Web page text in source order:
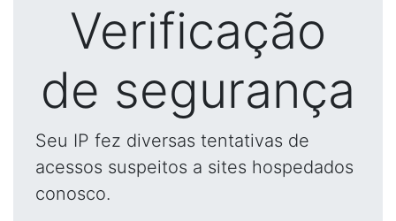
Verificação
de segurança
Seu IP fez diversas tentativas de
acessos suspeitos a sites hospedados
conosco.